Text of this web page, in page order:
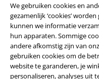
We gebruiken cookies en
gezamenlijk ‘cookies’
kunnen we informatie
hun apparaten. Sommige
andere afkomstig zijn van
gebruiken cookies om de
website te garanderen, je
personaliseren, analyses uit
A Warner